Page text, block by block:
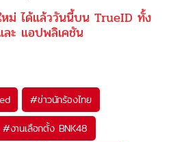
หม่ ได้แล้ววันนี้บน TrueID ทั้ง
ละ แอปพลิเคชัน
#ข่าวนักร้องไทย
#งานเลือกตั้ง BNK48